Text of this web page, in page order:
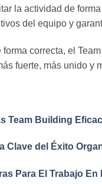
la actividad de
del equipo y
correcta, el
fuerte, más unido y
Team Building
Clave del Éxito
Para El Trabajo En